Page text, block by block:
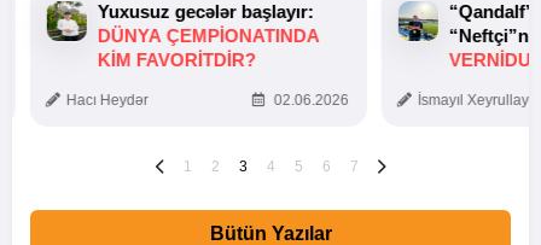
Yuxusuz gecələr başlayır:
DÜNYA ÇEMPIONATINDA
KIM FAVORITDIR?
Hacı Heydər 02.06.2026 İsmayıl
1 2 3 4 5 6 7
Bütün Yazılar